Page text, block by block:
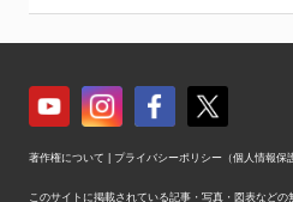
著作権について プライバシーポリシー（個人情報保
このサイトに掲載されている記事・写真・図表などの